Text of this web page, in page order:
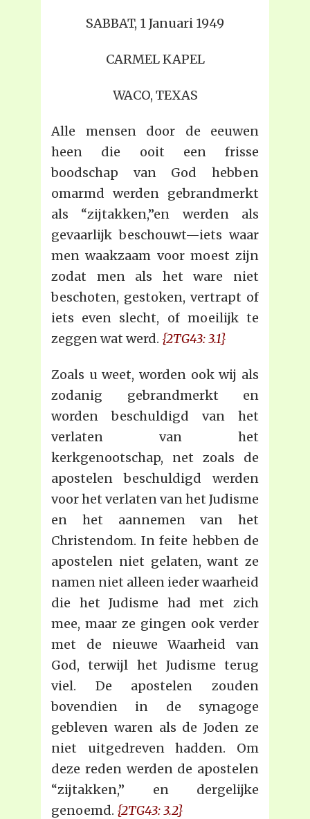
SABBAT, 1 Januari 1949
CARMEL KAPEL
WACO, TEXAS
Alle mensen door de eeuwen
heen die ooit een frisse
boodschap van God hebben
omarmd werden gebrandmerkt
als “zijtakken,”en werden als
gevaarlijk beschouwt—iets waar
men waakzaam voor moest zijn
zodat men als het ware niet
beschoten, gestoken, vertrapt of
iets even slecht, of moeilijk te
zeggen wat werd. {2TG43: 3.1}
Zoals u weet, worden ook wij als
zodanig gebrandmerkt en
worden beschuldigd van het
verlaten van het
kerkgenootschap, net zoals de
apostelen beschuldigd werden
voor het verlaten van het Judisme
en het aannemen van het
Christendom. In feite hebben de
apostelen niet gelaten, want ze
namen niet alleen ieder waarheid
die het Judisme had met zich
mee, maar ze gingen ook verder
met de nieuwe Waarheid van
God, terwijl het Judisme terug
viel. De apostelen zouden
bovendien in de synagoge
gebleven waren als de Joden ze
niet uitgedreven hadden. Om
deze reden werden de apostelen
“zijtakken,” en dergelijke
genoemd. {2TG43: 3.2}